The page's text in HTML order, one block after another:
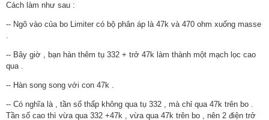
Cách làm như sau :
-- Ngõ vào của bo Limiter có bộ phân áp là 47k và 470 ohm xuống masse
.
-- Bây giờ , bạn hàn thêm tụ 332 + trở 47k làm thành một mạch lọc cao
qua .
-- Hàn song song với con 47k .
-- Có nghĩa là , tần số thấp không qua tụ 332 , mà chỉ qua 47k trên bo .
Tần số cao thì vừa qua 332 +47k , vừa qua 47k trên bo , nên 2 điện trở